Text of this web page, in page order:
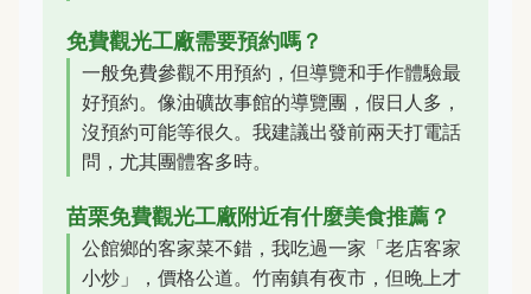
免費觀光工廠需要預約嗎？
一般免費參觀不用預約，但導覽和手作體驗最
好預約。像油礦故事館的導覽團，假日人多，
沒預約可能等很久。我建議出發前兩天打電話
問，尤其團體客多時。
苗栗免費觀光工廠附近有什麼美食推薦？
公館鄉的客家菜不錯，我吃過一家「老店客家
小炒」，價格公道。竹南鎮有夜市，但晚上才